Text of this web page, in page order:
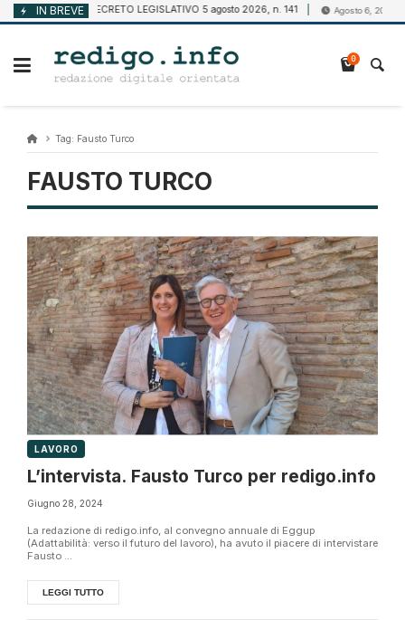
Vai
al
IN BREVE
Agosto 7, 2026 DECRETO LEGISLATIVO 5 agosto 2026, n. 141 Agosto 6, 2026
0
Tag: Fausto Turco
FAUSTO TURCO
LAVORO
L’intervista. Fausto Turco per redigo.info
Giugno 28, 2024
La redazione di redigo.info, al convegno annuale di Eggup
(Adattabilità: verso il futuro del lavoro), ha avuto il piacere di intervistare
Fausto ...
LEGGI TUTTO